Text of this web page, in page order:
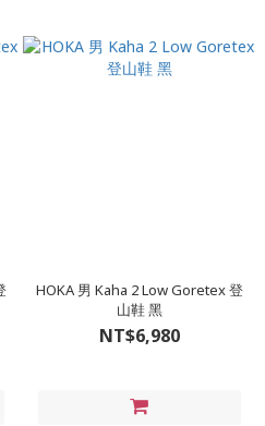
HOKA 男 Kaha 2 Low Goretex 登
山鞋 黑
NT$6,980